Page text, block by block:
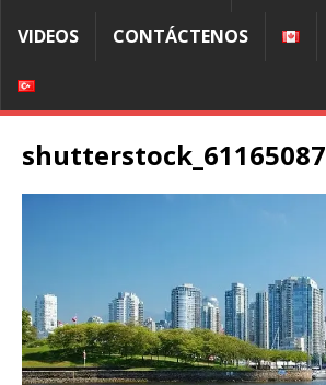
VIDEOS CONTÁCTENOS
shutterstock_61165087